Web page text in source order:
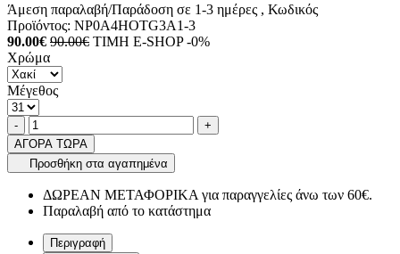
Άμεση παραλαβή/Παράδοση σε 1-3 ημέρες , Κωδικός
Προϊόντος: NP0A4HOTG3A1-3
90.00€ 90.00€ ΤΙΜΗ E-SHOP -0%
Χρώμα
Μέγεθος
Ποσότητα
-product.increase.quantity +
ΑΓΟΡΑ ΤΩΡΑ
Προσθήκη στα αγαπημένα
ΔΩΡΕΑΝ ΜΕΤΑΦΟΡΙΚΑ για παραγγελίες άνω των 60€.
Παραλαβή από το κατάστημα
Περιγραφή